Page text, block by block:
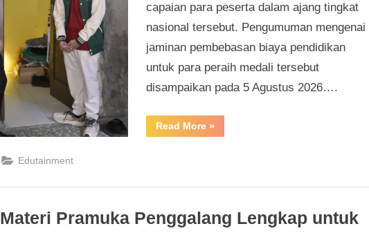
capaian para peserta dalam ajang tingkat
nasional tersebut. Pengumuman mengenai
jaminan pembebasan biaya pendidikan
untuk para peraih medali tersebut
disampaikan pada 5 Agustus 2026….
Read More“Khofifah
Pastikan
Medali”
»
Edutainment
Materi Pramuka Penggalang Lengkap untuk